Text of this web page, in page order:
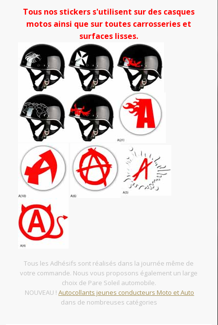
Tous nos stickers s'utilisent sur des casques
motos ainsi que sur toutes carrosseries et
surfaces lisses.
Tous les Adhésifs sont réalisés dans la journée même de
votre commande. Nous vous proposons également un large
choix de Pare Soleil automobile.
NOUVEAU ! Autocollants jeunes conducteurs Moto et Auto
dans de nombreuses catégories